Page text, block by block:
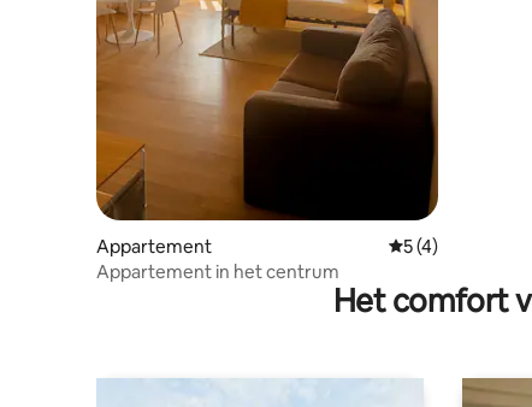
Appartement Gemiddelde
5 (4)
Appartement in het centrum
Het comfort